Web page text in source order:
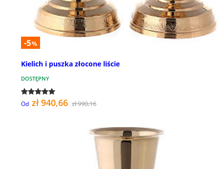
-5%
Kielich i puszka złocone liście
DOSTĘPNY
Od zł 940,66 zł 990,16